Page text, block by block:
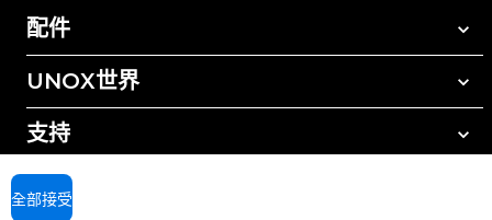
配件
所有配件
手动清洗清洁剂
树脂过滤水处理
UNOX世界
我们在全球的办事处
支持
UNOX质保
全部接受